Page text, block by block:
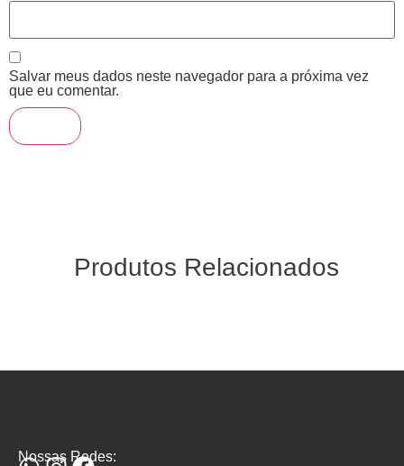
Salvar meus dados neste navegador para a próxima vez
que eu comentar.
Produtos Relacionados
Nossas Redes: